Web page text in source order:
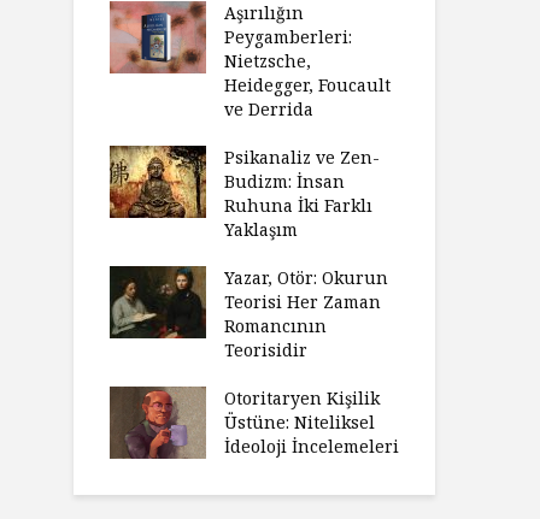
Aşırılığın
Peygamberleri:
Nietzsche,
Heidegger, Foucault
ve Derrida
Psikanaliz ve Zen-
Budizm: İnsan
Ruhuna İki Farklı
Yaklaşım
Yazar, Otör: Okurun
Teorisi Her Zaman
Romancının
Teorisidir
Otoritaryen Kişilik
Üstüne: Niteliksel
İdeoloji İncelemeleri